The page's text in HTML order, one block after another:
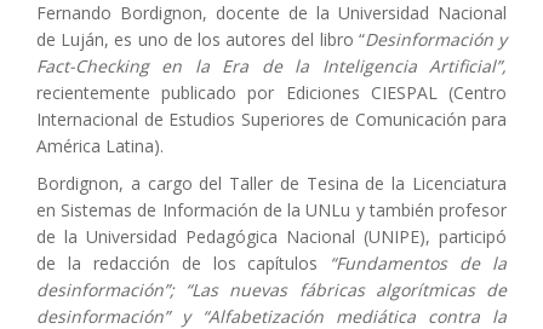
Fernando Bordignon, docente de la Universidad Nacional
de Luján, es uno de los autores del libro “Desinformación y
Fact-Checking en la Era de la Inteligencia Artificial”,
recientemente publicado por Ediciones CIESPAL (Centro
Internacional de Estudios Superiores de Comunicación para
América Latina).
Bordignon, a cargo del Taller de Tesina de la Licenciatura
en Sistemas de Información de la UNLu y también profesor
de la Universidad Pedagógica Nacional (UNIPE), participó
de la redacción de los capítulos “Fundamentos de la
desinformación”; “Las nuevas fábricas algorítmicas de
desinformación” y “Alfabetización mediática contra la